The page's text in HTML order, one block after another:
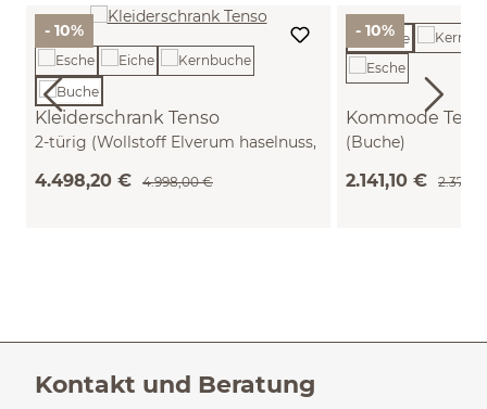
- 10%
Kleiderschrank Tenso
2-türig (Wollstoff Elverum haselnuss,
4.498,20 € 4.998,00 €
- 10%
Kommode
(Buche)
2.141,10 €
Kontakt und Beratung